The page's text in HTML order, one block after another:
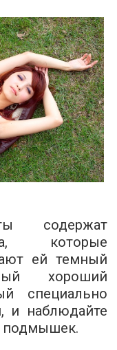
содержат
которые
ей темный
хороший
специально
и наблюдайте
подмышек.